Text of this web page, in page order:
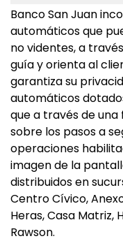
Banco San Juan
automáticos que
no videntes, a
guía y orienta al
garantiza su
automáticos
que a través de
sobre los pasos a
operaciones
imagen de la
distribuidos en
Centro Cívico,
Heras, Casa Matriz,
Rawson.